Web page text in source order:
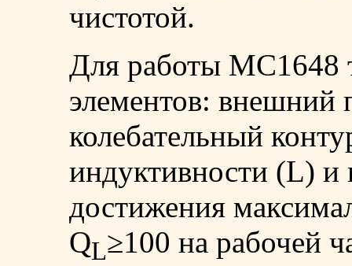
чистотой.
Для работы MC1648
элементов: внешний
колебательный
индуктивности (L) и
достижения
QL≥100 на рабочей